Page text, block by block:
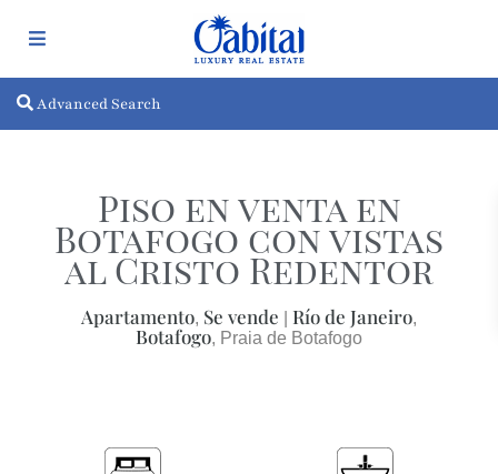
Advanced Search
Piso en venta en
Botafogo con vistas
al Cristo Redentor
Apartamento, Se vende Río de Janeiro,
Botafogo, Praia de Botafogo